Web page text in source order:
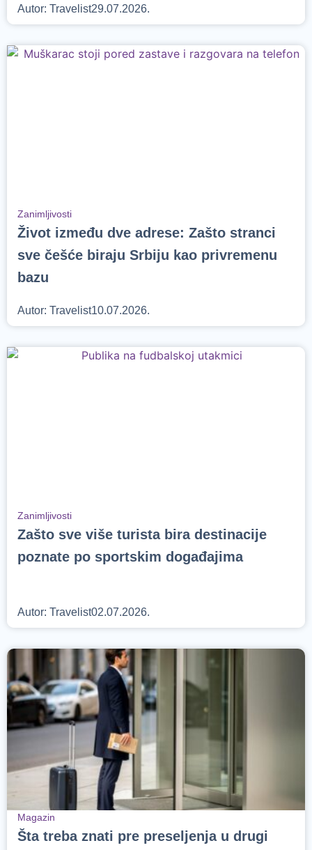
Autor: Travelist29.07.2026.
Zanimljivosti
Život između dve adrese: Zašto stranci
sve češće biraju Srbiju kao privremenu
bazu
Autor: Travelist10.07.2026.
Zanimljivosti
Zašto sve više turista bira destinacije
poznate po sportskim događajima
Autor: Travelist02.07.2026.
Magazin
Šta treba znati pre preseljenja u drugi